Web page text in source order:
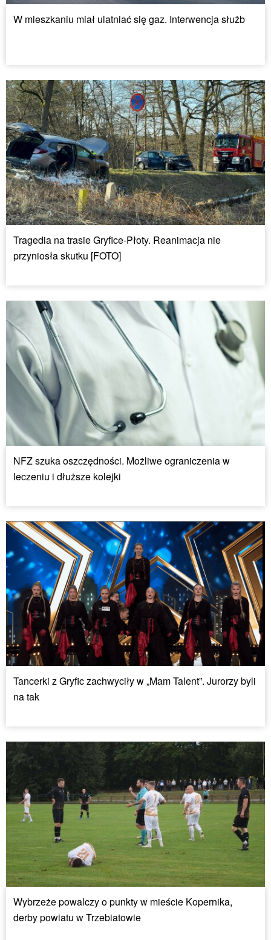
W mieszkaniu miał ulatniać się gaz. Interwencja służb
Tragedia na trasie Gryfice-Płoty. Reanimacja nie
przyniosła skutku [FOTO]
NFZ szuka oszczędności. Możliwe ograniczenia w
leczeniu i dłuższe kolejki
Tancerki z Gryfic zachwyciły w „Mam Talent”. Jurorzy byli
na tak
Wybrzeże powalczy o punkty w mieście Kopernika,
derby powiatu w Trzebiatowie